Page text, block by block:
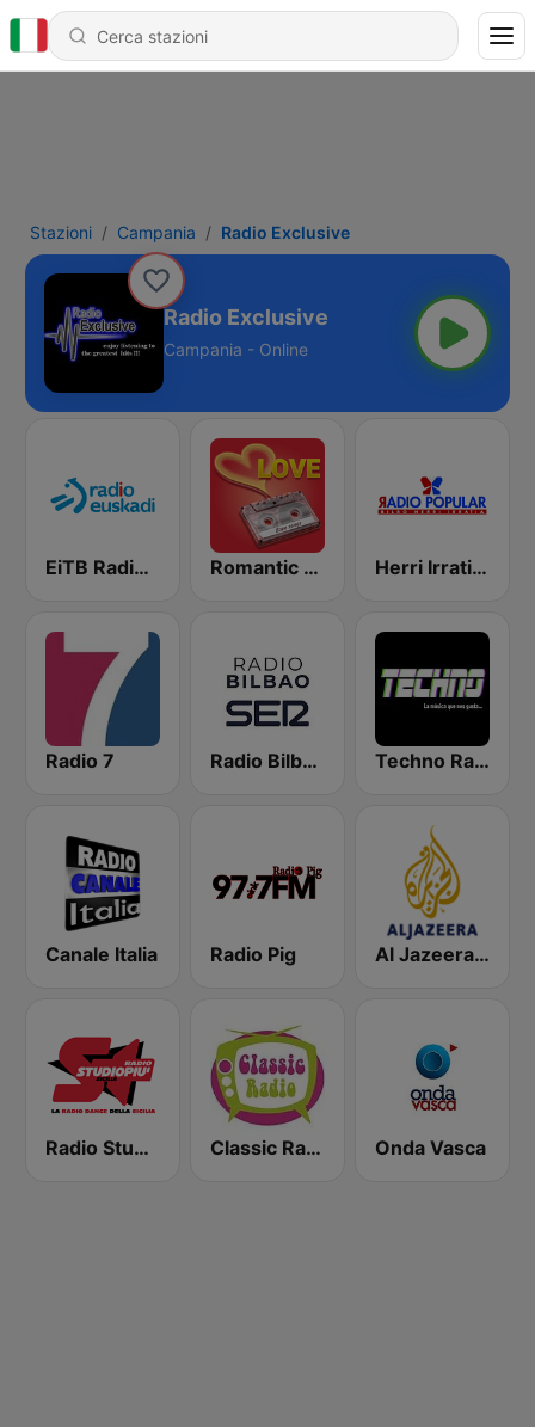
Stazioni Campania Radio Exclusive
Radio Exclusive
Campania - Online
EiTB Radio Euskadi Romantic Vibes Herri Irratia - Radio Popular
Radio 7 Radio Bilbao SER Techno Radio
Canale Italia Radio Pig Al Jazeera Arabic (قناة الجزيرة)
Radio Studio Più Sicilia Classic Radio Onda Vasca